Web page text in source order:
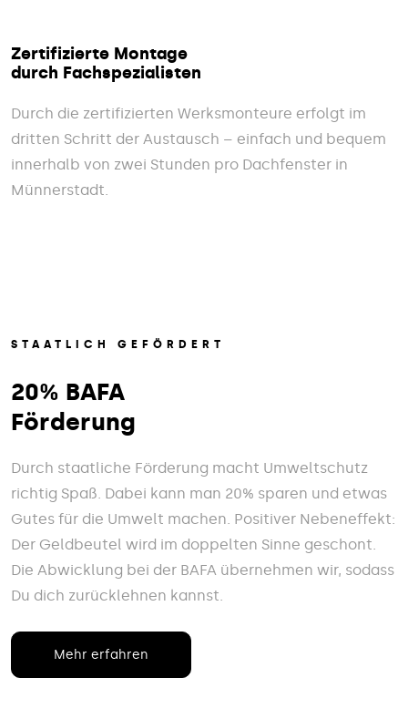
Zertifizierte Montage
durch Fachspezialisten
Durch die zertifizierten Werksmonteure erfolgt im
dritten Schritt der Austausch – einfach und bequem
innerhalb von zwei Stunden pro Dachfenster in
Münnerstadt.
STAATLICH GEFÖRDERT
20% BAFA
Förderung
Durch staatliche Förderung macht Umweltschutz
richtig Spaß. Dabei kann man 20% sparen und etwas
Gutes für die Umwelt machen. Positiver Nebeneffekt:
Der Geldbeutel wird im doppelten Sinne geschont.
Die Abwicklung bei der BAFA übernehmen wir, sodass
Du dich zurücklehnen kannst.
Mehr erfahren